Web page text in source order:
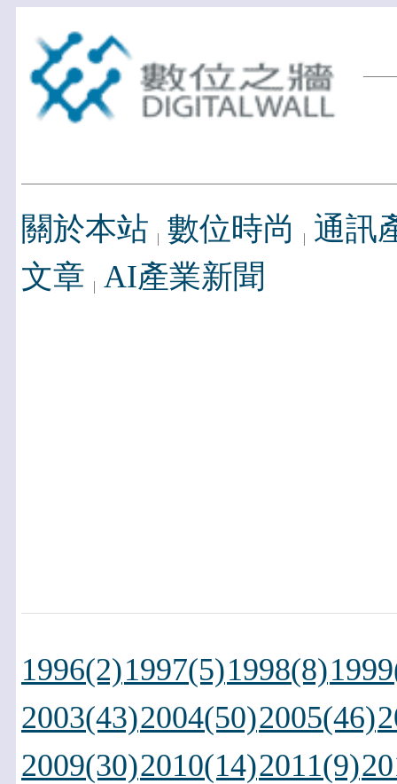
關於本站 數位時尚
通訊
文章 AI產業新聞
1996(2)1997(5)1998(8)
2003(43)2004(50)2005(46)
2009(30)2010(14)2011(9)